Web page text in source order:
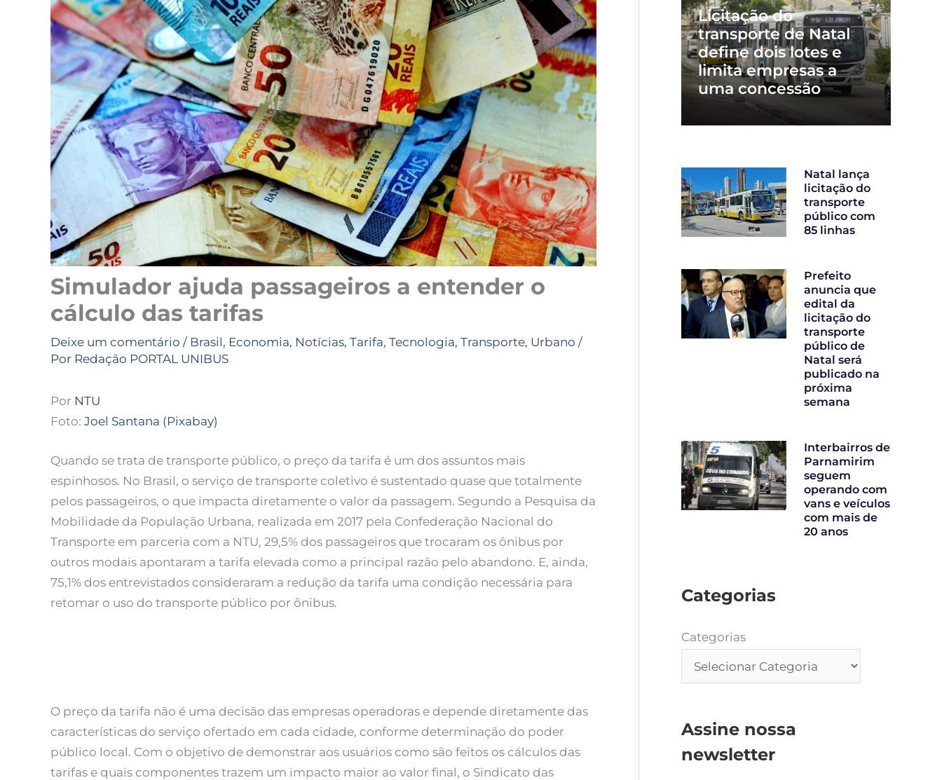
Simulador ajuda passageiros a entender o
cálculo das tarifas
Deixe um comentário / Brasil, Economia, Notícias, Tarifa, Tecnologia, Transporte, Urbano /
Por Redação PORTAL UNIBUS
Por NTU
Foto: Joel Santana (Pixabay)
Quando se trata de transporte público, o preço da tarifa é um dos assuntos mais
espinhosos. No Brasil, o serviço de transporte coletivo é sustentado quase que totalmente
pelos passageiros, o que impacta diretamente o valor da passagem. Segundo a Pesquisa da
Mobilidade da População Urbana, realizada em 2017 pela Confederação Nacional do
Transporte em parceria com a NTU, 29,5% dos passageiros que trocaram os ônibus por
outros modais apontaram a tarifa elevada como a principal razão pelo abandono. E, ainda,
75,1% dos entrevistados consideraram a redução da tarifa uma condição necessária para
retomar o uso do transporte público por ônibus.
O preço da tarifa não é uma decisão das empresas operadoras e depende diretamente das
características do serviço ofertado em cada cidade, conforme determinação do poder
público local. Com o objetivo de demonstrar aos usuários como são feitos os cálculos das
tarifas e quais componentes trazem um impacto maior ao valor final, o Sindicato das
Licitação do
transporte de Natal
define dois lotes e
limita empresas a
uma concessão
Natal lança
licitação do
transporte
público com
85 linhas
Prefeito
anuncia que
edital da
licitação do
transporte
público de
Natal será
publicado na
próxima
semana
Interbairros de
Parnamirim
seguem
operando com
vans e veículos
com mais de
20 anos
Categorias
Categorias
Assine nossa
newsletter